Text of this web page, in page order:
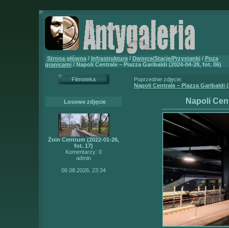
Strona główna/ Infrastruktura/ Dworce/Stacje/Przystanki/ Poza
granicami/ Napoli Centrale – Piazza Garibaldi (2024-04-28, fot. 06)
Filmoteka
Losowe zdjęcie
Żnin Centrum (2022-01-26,
fot. 17)
Komentarzy: 0
admin
06.08.2026, 23:34
Poprzednie zdjęcie:
Napoli Centrale – Piazza Garibaldi
Napoli